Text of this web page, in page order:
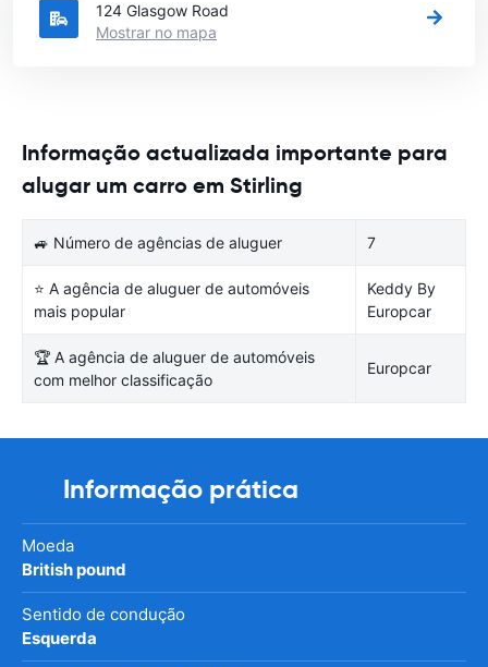
124 Glasgow Road
Mostrar no mapa
Informação actualizada importante para
alugar um carro em Stirling
🚙 Número de agências de aluguer 7
⭐ A agência de aluguer de automóveis
mais popular
Keddy By
Europcar
🏆 A agência de aluguer de automóveis
com melhor classificação
Europcar
Informação prática
Moeda
British pound
Sentido de condução
Esquerda